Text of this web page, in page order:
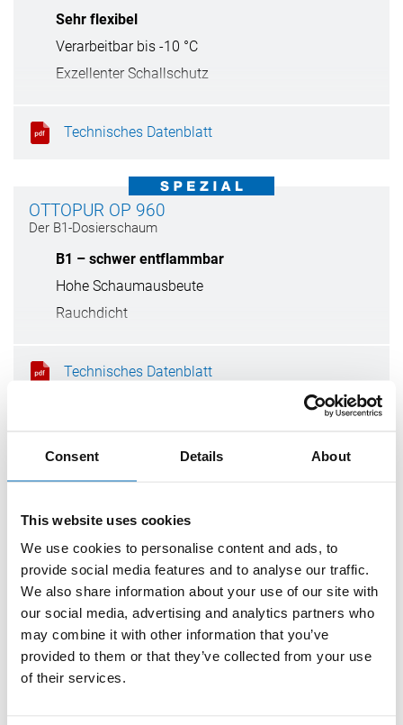
Consent Details About
This website uses cookies
We use cookies to personalise content and ads, to
provide social media features and to analyse our traffic.
We also share information about your use of our site with
our social media, advertising and analytics partners who
may combine it with other information that you’ve
provided to them or that they’ve collected from your use
of their services.
Sehr flexibel
Verarbeitbar bis -10 °C
Exzellenter Schallschutz
Technisches Datenblatt
OTTOPUR OP 960
Der B1-Dosierschaum
B1 – schwer entflammbar
Hohe Schaumausbeute
Rauchdicht
Technisches Datenblatt
OTTOPUR OP 910
und Wärmedämmung
Sehr gute Schall- und
Universell einsetzbar
Hohe Schaumausbeute
Technisches Datenblatt
OTTOPUR OP 915